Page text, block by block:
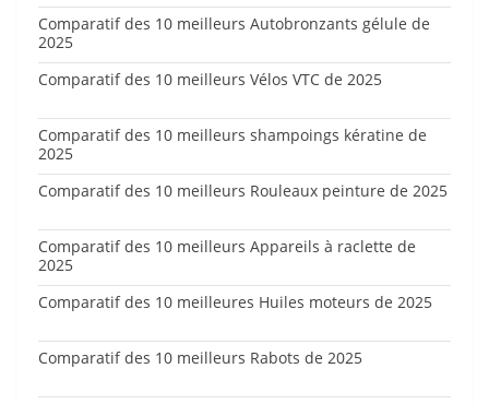
Comparatif des 10 meilleurs Autobronzants gélule de
2025
Comparatif des 10 meilleurs Vélos VTC de 2025
Comparatif des 10 meilleurs shampoings kératine de
2025
Comparatif des 10 meilleurs Rouleaux peinture de 2025
Comparatif des 10 meilleurs Appareils à raclette de
2025
Comparatif des 10 meilleures Huiles moteurs de 2025
Comparatif des 10 meilleurs Rabots de 2025